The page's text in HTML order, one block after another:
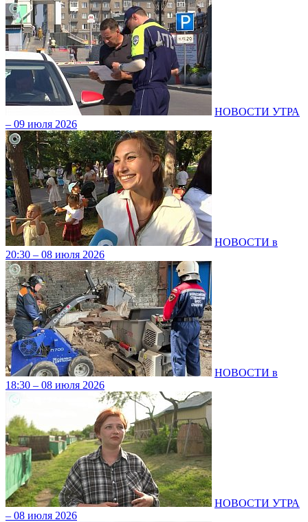
НОВОСТИ УТРА
– 09 июля 2026
НОВОСТИ в
20:30 – 08 июля 2026
НОВОСТИ в
18:30 – 08 июля 2026
НОВОСТИ УТРА
– 08 июля 2026